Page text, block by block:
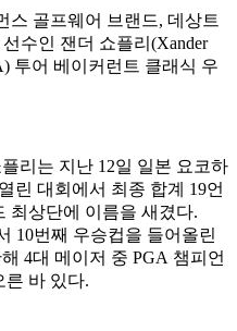
스 골프웨어 브랜드, 데상트
수인 잰더 쇼플리(Xander
투어 베이커런트 클래식 우
리는 지난 12일 일본 요코하
린 대회에서 최종 합계 19언
최상단에 이름을 새겼다.
10번째 우승컵을 들어올린
4대 메이저 중 PGA 챔피언
른 바 있다.